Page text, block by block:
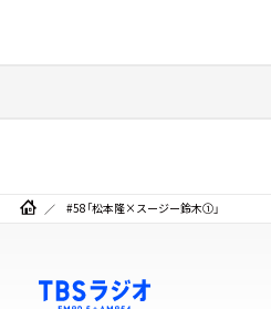
#58「松本隆×スージー鈴木①」